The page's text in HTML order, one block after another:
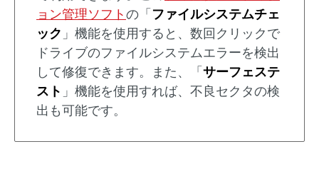
ョン管理ソフトの「 ファイルシステムチェ
ック 」機能を使用すると、数回クリックで
ドライブのファイルシステムエラーを検出
して修復できます。また、「 サーフェステ
スト 」機能を使用すれば、不良セクタの検
出も可能です。